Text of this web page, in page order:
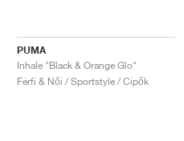
PUMA
Inhale "Black & Orange Glo"
Férfi & Női / Sportstyle / Cipők